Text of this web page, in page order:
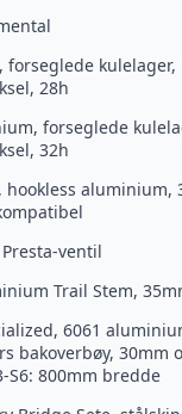
forseglede kulelager,
28h
forseglede
32h
hookless aluminium,
ventil
Trail Stem,
6061
bakoverbøy, 30mm
S6: 800mm bredde